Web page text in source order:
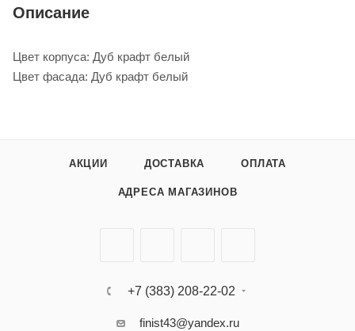
Описание
Цвет корпуса: Дуб крафт белый
Цвет фасада: Дуб крафт белый
АКЦИИ ДОСТАВКА ОПЛАТА
АДРЕСА МАГАЗИНОВ
+7 (383) 208-22-02
finist43@yandex.ru